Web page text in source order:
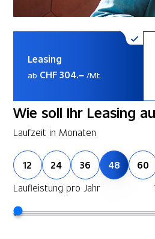
Leasing
ab CHF 304.–/Mt.
Wie soll Ihr Leasing
Laufzeit in Monaten
12 24 36 48
60
Laufleistung pro Jahr